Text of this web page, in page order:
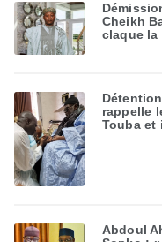
Cheikh
claque la
rappelle
Touba et
Abdoul